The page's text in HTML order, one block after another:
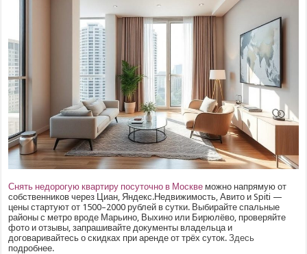
Снять недорогую квартиру посуточно в Москве можно напрямую от
собственников через Циан, Яндекс.Недвижимость, Авито и Spiti —
цены стартуют от 1500–2000 рублей в сутки. Выбирайте спальные
районы с метро вроде Марьино, Выхино или Бирюлёво, проверяйте
фото и отзывы, запрашивайте документы владельца и
договаривайтесь о скидках при аренде от трёх суток.Здесь
подробнее.